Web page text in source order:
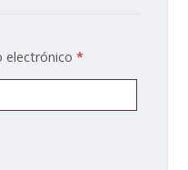
electrónico*